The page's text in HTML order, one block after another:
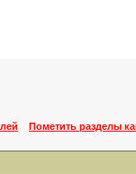
Пометить разделы